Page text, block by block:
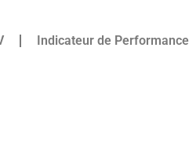
Indicateur de Performance